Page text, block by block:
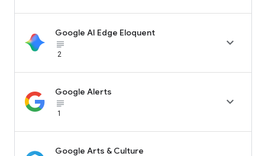
Google AI Edge Eloquent
subject_black
2

Google Alerts
subject_black
1

Google Arts & Culture